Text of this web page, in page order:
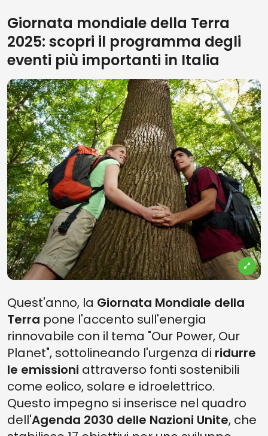
Giornata mondiale della Terra
2025: scopri il programma degli
eventi più importanti in Italia
Quest'anno, la Giornata Mondiale della
Terra pone l'accento sull'energia
rinnovabile con il tema "Our Power, Our
Planet", sottolineando l'urgenza di ridurre
le emissioni attraverso fonti sostenibili
come eolico, solare e idroelettrico.
Questo impegno si inserisce nel quadro
dell'Agenda 2030 delle Nazioni Unite, che